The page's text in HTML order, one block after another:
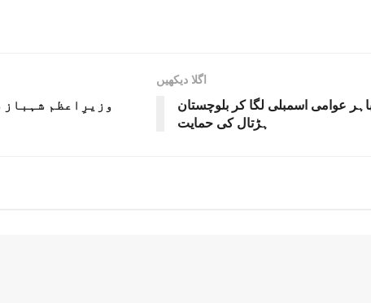
وزیرِاعظم
اگلا دیکھیں
عوامی اسمبلی لگا کر بلوچستان
ہڑتال کی حمایت